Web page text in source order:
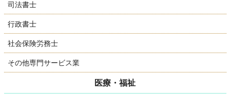
司法書士
行政書士
社会保険労務士
その他専門サービス業
医療・福祉